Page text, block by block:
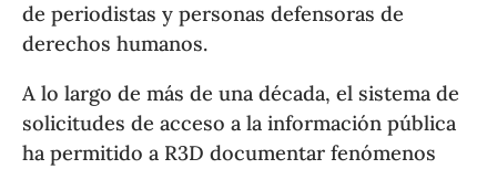
de periodistas y personas defensoras de
derechos humanos.
A lo largo de más de una década, el sistema de
solicitudes de acceso a la información pública
ha permitido a R3D documentar fenómenos